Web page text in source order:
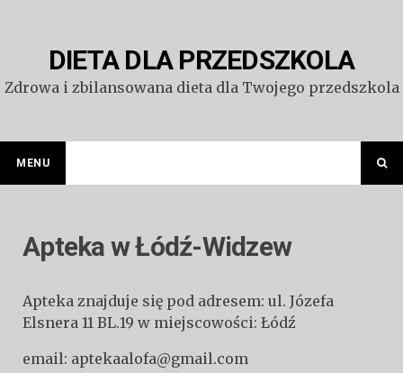
DIETA DLA PRZEDSZKOLA
Zdrowa i zbilansowana dieta dla Twojego przedszkola
MENU
Apteka w Łódź-Widzew
Apteka znajduje się pod adresem: ul. Józefa
Elsnera 11 BL.19 w miejscowości: Łódź
email: aptekaalofa@gmail.com